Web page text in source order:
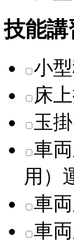
技能講
小
床
玉
車
用）
車
車